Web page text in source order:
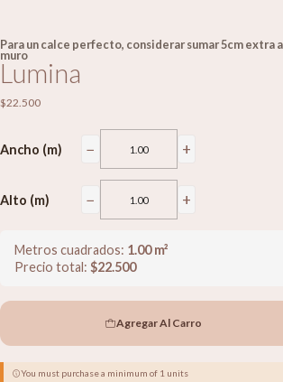
Para un calce perfecto, considerar sumar 5cm extra
muro
Lumina
$22.500
Ancho (m) − +
Alto (m) − +
Metros cuadrados: 1.00m²
Precio total: $22.500
Agregar Al Carro
You must purchase a minimum of 1 units